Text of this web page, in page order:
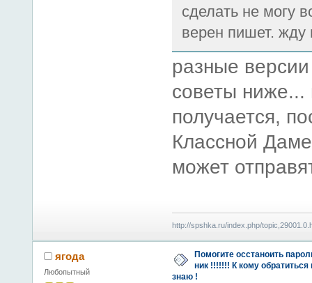
сделать не могу
верен пишет. жду
разные
советы ниже...
получается,
Классной
может
http://spshka.ru/index.php/
ягода
Любопытный
Помогите осстаноить
ник !!!!!!! К кому обратиться
знаю !